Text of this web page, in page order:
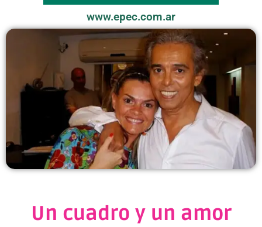
www.epec.com.ar
Un cuadro y un amor